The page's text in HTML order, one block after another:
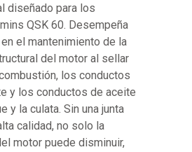
diseñado para los
QSK 60. Desempeña
el mantenimiento de la
del motor al sellar
los conductos
y los conductos de aceite
y la culata. Sin una junta
calidad, no solo la
motor puede disminuir,